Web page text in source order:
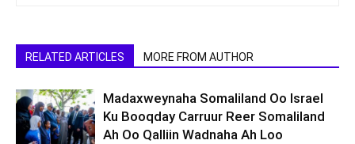
RELATED ARTICLES MORE FROM AUTHOR
Madaxweynaha Somaliland Oo Israel
Ku Booqday Carruur Reer Somaliland
Ah Oo Qalliin Wadnaha Ah Loo